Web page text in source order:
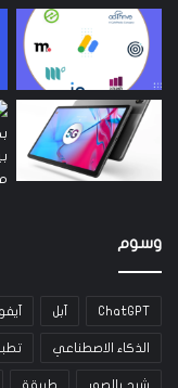
وسوم
ChatGPT آبل
الذكاء الاصطناعي
شرح بالصور طريقة